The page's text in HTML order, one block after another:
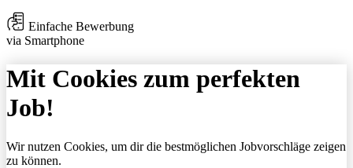
Einfache Bewerbung
via Smartphone
Mit Cookies zum perfekten
Job!
Wir nutzen Cookies, um dir die bestmöglichen Jobvorschläge zeigen
zu können.